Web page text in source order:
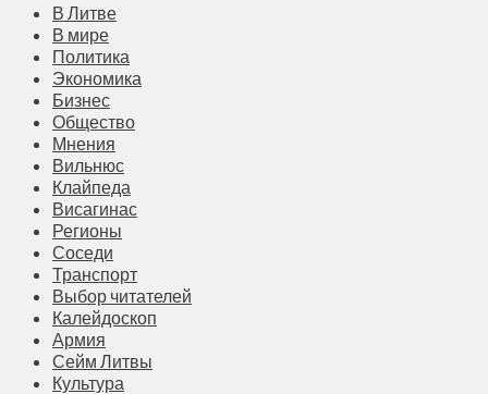
В Литве
В мире
Политика
Экономика
Бизнес
Общество
Мнения
Вильнюс
Клайпеда
Висагинас
Регионы
Соседи
Транспорт
Выбор читателей
Калейдоскоп
Армия
Сейм Литвы
Культура